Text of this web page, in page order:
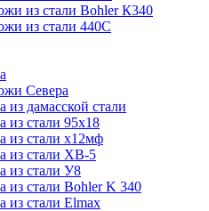
из стали Bohler К340
из стали 440С
Севера
дамасской стали
из стали 95х18
из стали х12мф
из стали ХВ-5
из стали У8
из стали Bohler K 340
из стали Elmax